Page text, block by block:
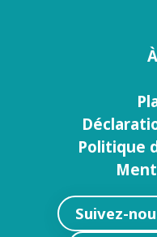
Politique
Suivez-